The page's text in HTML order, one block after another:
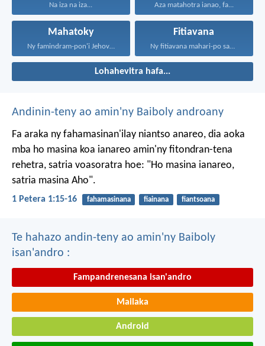
Na iza na iza... Aza matahotra ianao, fa...
Mahatoky
Ny famindram-pon'i Jehovah no...
Fitiavana
Ny fitiavana mahari-po sady...
Lohahevitra hafa...
Andinin-teny ao amin'ny Baiboly androany
Fa araka ny fahamasinan'ilay niantso anareo, dia aoka
mba ho masina koa ianareo amin'ny fitondran-tena
rehetra, satria voasoratra hoe: "Ho masina ianareo,
satria masina Aho".
1 Petera 1:15-16 fahamasinana fiainana fiantsoana
Te hahazo andin-teny ao amin'ny Baiboly
isan'andro :
Fampandrenesana isan'andro
Mailaka
Android